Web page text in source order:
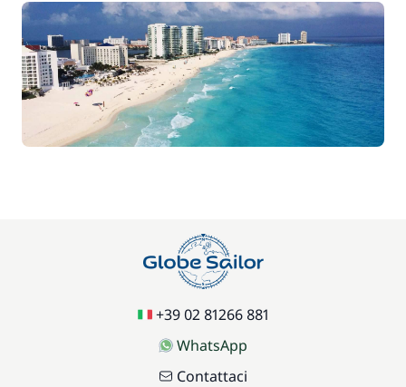
+39 02 81266 881
WhatsApp
Contattaci